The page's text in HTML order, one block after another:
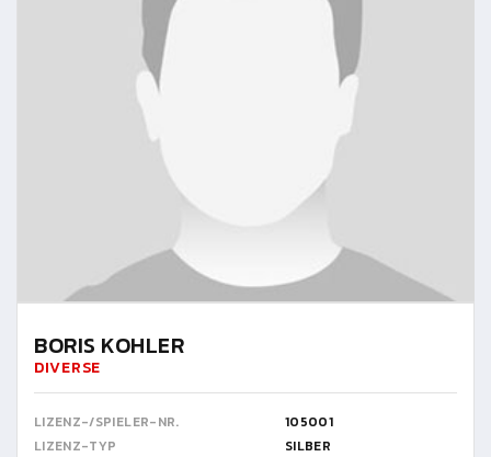
BORIS KOHLER
DIVERSE
LIZENZ-/SPIELER-NR.
105001
LIZENZ-TYP
SILBER